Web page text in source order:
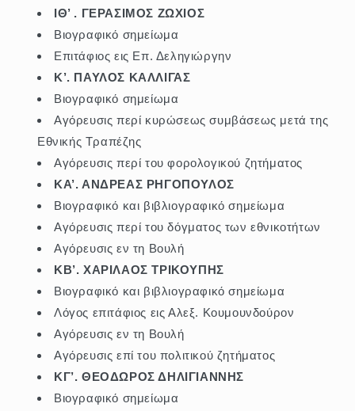
ΙΘ’ . ΓΕΡΑΣΙΜΟΣ ΖΩΧΙΟΣ
Βιογραφικό σημείωμα
Επιτάφιος εις Επ. Δεληγιώργην
Κ’. ΠΑΥΛΟΣ ΚΑΛΛΙΓΑΣ
Βιογραφικό σημείωμα
Αγόρευσις περί κυρώσεως συμβάσεως μετά της
Εθνικής Τραπέζης
Αγόρευσις περί του φορολογικού ζητήματος
ΚΑ’. ΑΝΔΡΕΑΣ ΡΗΓΟΠΟΥΛΟΣ
Βιογραφικό και βιβλιογραφικό σημείωμα
Αγόρευσις περί του δόγματος των εθνικοτήτων
Αγόρευσις εν τη Βουλή
ΚΒ’. ΧΑΡΙΛΑΟΣ ΤΡΙΚΟΥΠΗΣ
Βιογραφικό και βιβλιογραφικό σημείωμα
Λόγος επιτάφιος εις Αλεξ. Κουμουνδούρον
Αγόρευσις εν τη Βουλή
Αγόρευσις επί του πολιτικού ζητήματος
ΚΓ’. ΘΕΟΔΩΡΟΣ ΔΗΛΙΓΙΑΝΝΗΣ
Βιογραφικό σημείωμα